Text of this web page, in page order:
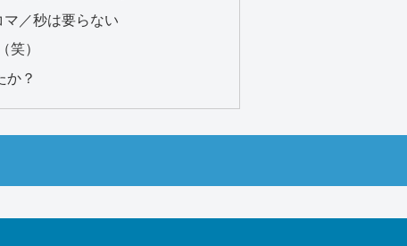
／秒は要らない
笑）
か？